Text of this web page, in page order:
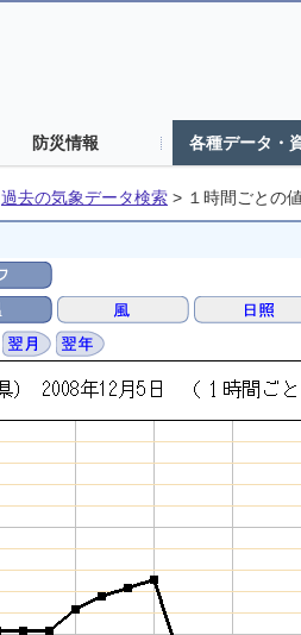
防災情報 各種データ・
過去の気象データ検索 > １時間ごとの